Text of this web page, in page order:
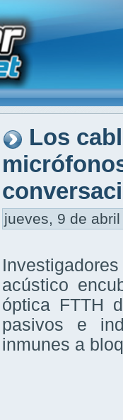
Los
jueves, 9 de
acústico
óptica FTTH
pasivos e
inmunes a